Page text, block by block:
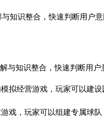
知识整合，快速判断用户
与知识整合，快速判断用
拟经营游戏，玩家可以建
戏，玩家可以组建专属球